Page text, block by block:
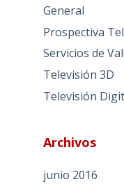
General
Prospectiva
Servicios de
Televisión 3D
Televisión
Archivos
junio 2016